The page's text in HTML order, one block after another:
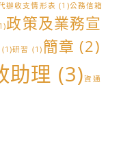
辦收支情形表 (1)公務信箱
政策及業務宣
(1)研習 (1) 簡章 (2)
助理 (3)資通